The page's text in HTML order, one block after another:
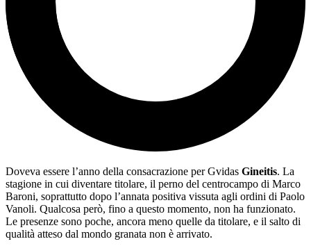
Doveva essere l’anno della consacrazione per Gvidas Gineitis. La
stagione in cui diventare titolare, il perno del centrocampo di Marco
Baroni, soprattutto dopo l’annata positiva vissuta agli ordini di Paolo
Vanoli. Qualcosa però, fino a questo momento, non ha funzionato.
Le presenze sono poche, ancora meno quelle da titolare, e il salto di
qualità atteso dal mondo granata non è arrivato.